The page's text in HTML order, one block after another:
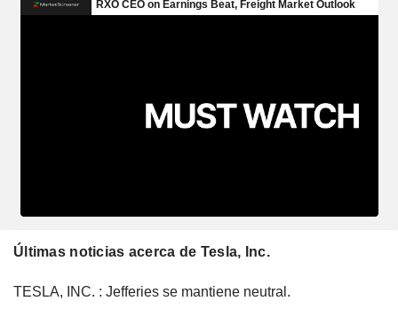
Últimas noticias acerca de Tesla, Inc.
TESLA, INC. : Jefferies se mantiene neutral.